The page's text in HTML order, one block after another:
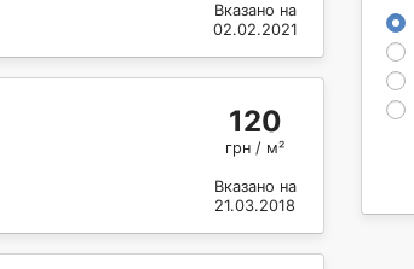
Вказано на
02.02.2021
120
грн / м²
Вказано на
21.03.2018